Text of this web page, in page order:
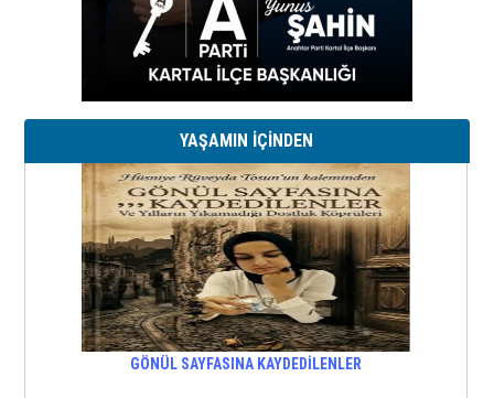
YAŞAMIN İÇİNDEN
GÖNÜL SAYFASINA KAYDEDİLENLER